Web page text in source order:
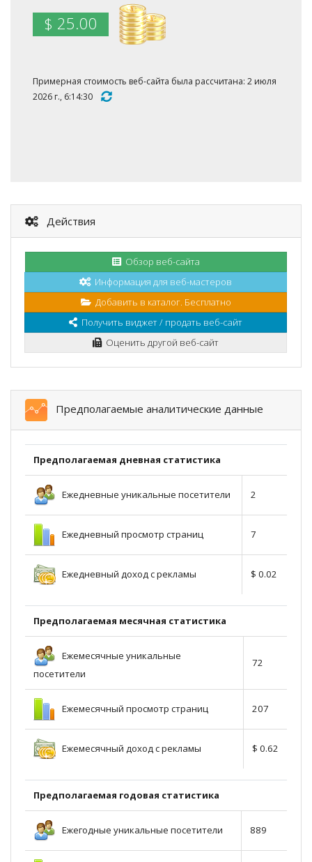
$ 25.00
Примерная стоимость веб-сайта была рассчитана: 2 июля
2026 г., 6:14:30
Действия
Обзор веб-сайта
Информация для веб-мастеров
Добавить в каталог. Бесплатно
Получить виджет / продать веб-сайт
Оценить другой веб-сайт
Предполагаемые аналитические данные
Предполагаемая дневная статистика
Ежедневные уникальные посетители 2
Ежедневный просмотр страниц 7
Ежедневный доход с рекламы $ 0.02
Предполагаемая месячная статистика
Ежемесячные уникальные
посетители
72
Ежемесячный просмотр страниц 207
Ежемесячный доход с рекламы $ 0.62
Предполагаемая годовая статистика
Ежегодные уникальные посетители 889